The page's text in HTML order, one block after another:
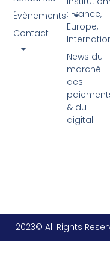
: France,
Europe,
News du
marché
des
& du
digital
Évènements
Contact
2023© All Rights